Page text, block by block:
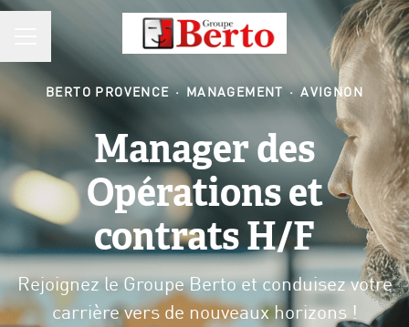
MENU CARRIÈRE
BERTO PROVENCE · MANAGEMENT · AVIGNON
Manager des
Opérations et
contrats H/F
Rejoignez le Groupe Berto et conduisez votre
carrière vers de nouveaux horizons !